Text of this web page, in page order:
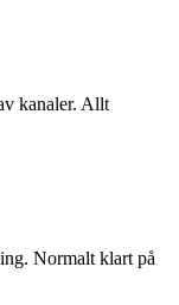
kanaler. Allt
Normalt klart på